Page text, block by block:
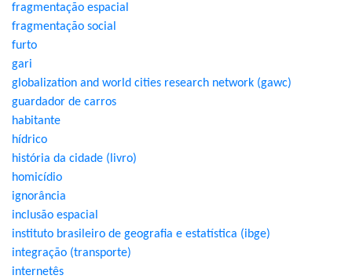
fragmentação espacial
fragmentação social
furto
gari
globalization and world cities research network (gawc)
guardador de carros
habitante
hídrico
história da cidade (livro)
homicídio
ignorância
inclusão espacial
instituto brasileiro de geografia e estatística (ibge)
integração (transporte)
internetês